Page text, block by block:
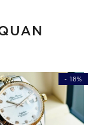
- 18%